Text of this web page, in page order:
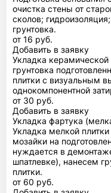
очистка стены от
сколов;
грунтовка.
от 16 руб.
Добавить в заявку
Укладка
грунтовка
плитки с визуальным
однокомпонентной
от 30 руб.
Добавить в заявку
Укладка фартука
Укладка мелкой
мозайки на
нуждается в
шпатлевке), нанесем
плитки.
от 60 руб.